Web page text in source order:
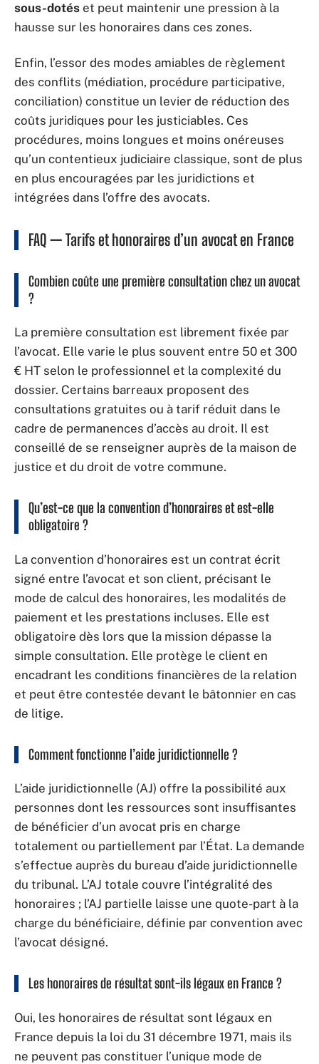
sous-dotés et peut maintenir une pression à la
hausse sur les honoraires dans ces zones.
Enfin, l’essor des modes amiables de règlement
des conflits (médiation, procédure participative,
conciliation) constitue un levier de réduction des
coûts juridiques pour les justiciables. Ces
procédures, moins longues et moins onéreuses
qu’un contentieux judiciaire classique, sont de plus
en plus encouragées par les juridictions et
intégrées dans l’offre des avocats.
FAQ — Tarifs et honoraires d’un avocat en France
Combien coûte une première consultation chez un avocat
?
La première consultation est librement fixée par
l’avocat. Elle varie le plus souvent entre 50 et 300
€ HT selon le professionnel et la complexité du
dossier. Certains barreaux proposent des
consultations gratuites ou à tarif réduit dans le
cadre de permanences d’accès au droit. Il est
conseillé de se renseigner auprès de la maison de
justice et du droit de votre commune.
Qu’est-ce que la convention d’honoraires et est-elle
obligatoire ?
La convention d’honoraires est un contrat écrit
signé entre l’avocat et son client, précisant le
mode de calcul des honoraires, les modalités de
paiement et les prestations incluses. Elle est
obligatoire dès lors que la mission dépasse la
simple consultation. Elle protège le client en
encadrant les conditions financières de la relation
et peut être contestée devant le bâtonnier en cas
de litige.
Comment fonctionne l’aide juridictionnelle ?
L’aide juridictionnelle (AJ) offre la possibilité aux
personnes dont les ressources sont insuffisantes
de bénéficier d’un avocat pris en charge
totalement ou partiellement par l’État. La demande
s’effectue auprès du bureau d’aide juridictionnelle
du tribunal. L’AJ totale couvre l’intégralité des
honoraires ; l’AJ partielle laisse une quote-part à la
charge du bénéficiaire, définie par convention avec
l’avocat désigné.
Les honoraires de résultat sont-ils légaux en France ?
Oui, les honoraires de résultat sont légaux en
France depuis la loi du 31 décembre 1971, mais ils
ne peuvent pas constituer l’unique mode de